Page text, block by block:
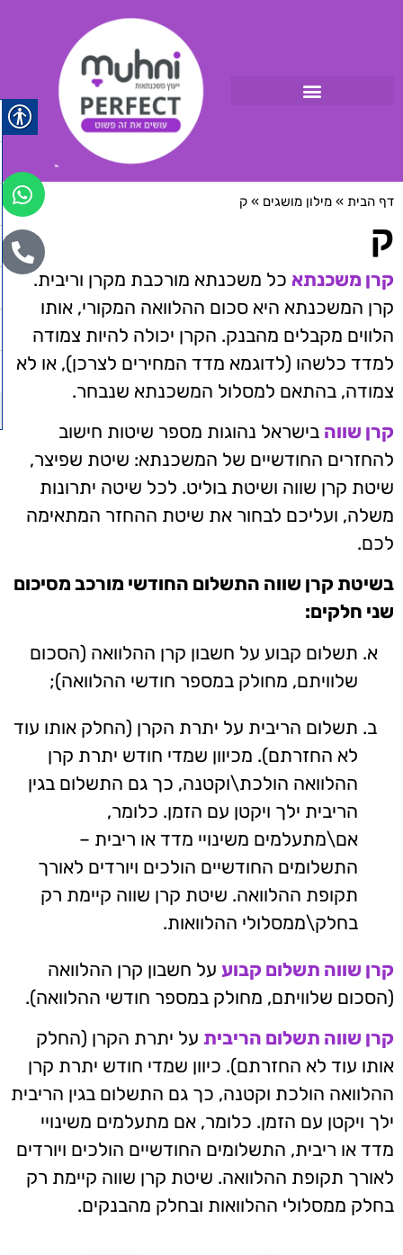
דף הבית » מילון מושגים » ק
ק
קרן משכנתא כל משכנתא מורכבת מקרן וריבית.
קרן המשכנתא היא סכום ההלוואה המקורי, אותו
הלווים מקבלים מהבנק. הקרן יכולה להיות צמודה
למדד כלשהו (לדוגמא מדד המחירים לצרכן), או לא
צמודה, בהתאם למסלול המשכנתא שנבחר.
קרן שווה בישראל נהוגות מספר שיטות חישוב
להחזרים החודשיים של המשכנתא: שיטת שפיצר,
שיטת קרן שווה ושיטת בוליט. לכל שיטה יתרונות
משלה, ועליכם לבחור את שיטת ההחזר המתאימה
לכם.
בשיטת קרן שווה התשלום החודשי מורכב מסיכום
שני חלקים:
תשלום קבוע על חשבון קרן ההלוואה (הסכום
שלוויתם, מחולק במספר חודשי ההלוואה);
תשלום הריבית על יתרת הקרן (החלק אותו עוד
לא החזרתם). מכיוון שמדי חודש יתרת קרן
ההלוואה הולכת\וקטנה, כך גם התשלום בגין
הריבית ילך ויקטן עם הזמן. כלומר,
אם\מתעלמים משינויי מדד או ריבית –
התשלומים החודשיים הולכים ויורדים לאורך
תקופת ההלוואה. שיטת קרן שווה קיימת רק
בחלק\ממסלולי ההלוואות.
קרן שווה תשלום קבוע על חשבון קרן ההלוואה
(הסכום שלוויתם, מחולק במספר חודשי ההלוואה).
קרן שווה תשלום הריבית על יתרת הקרן (החלק
אותו עוד לא החזרתם). כיוון שמדי חודש יתרת קרן
ההלוואה הולכת וקטנה, כך גם התשלום בגין הריבית
ילך ויקטן עם הזמן. כלומר, אם מתעלמים משינויי
מדד או ריבית, התשלומים החודשיים הולכים ויורדים
לאורך תקופת ההלוואה. שיטת קרן שווה קיימת רק
בחלק ממסלולי ההלוואות ובחלק מהבנקים.